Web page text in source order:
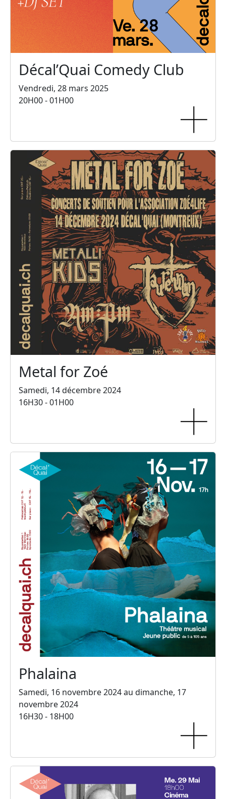
Décal’Quai Comedy Club
Vendredi, 28 mars 2025
20H00 - 01H00
Metal for Zoé
Samedi, 14 décembre 2024
16H30 - 01H00
Phalaina
Samedi, 16 novembre 2024 au dimanche, 17
novembre 2024
16H30 - 18H00